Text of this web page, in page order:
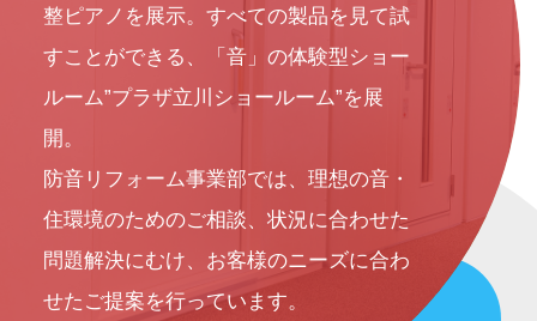
整ピアノを展示。すべての製品を見て試
すことができる、「音」の体験型ショー
ルーム”プラザ立川ショールーム”を展
開。
防音リフォーム事業部では、理想の音・
住環境のためのご相談、状況に合わせた
問題解決にむけ、お客様のニーズに合わ
せたご提案を行っています。
「趣味を仕事に。本物
の仕事人を目指す」
「成功体験の積み重ね
が自分をつくる、自信
を生む」
「音楽と
お客様の
MESSAGE
メッセージ
人事課からのメッセージ